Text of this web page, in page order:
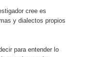
cree es
y dialectos propios
para entender lo